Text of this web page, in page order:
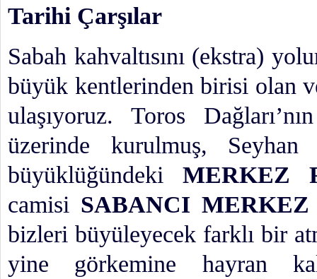
Tarihi Çarşılar
Sabah kahvaltısını (ekstra)
büyük kentlerinden birisi olan
ulaşıyoruz. Toros
üzerinde kurulmuş,
büyüklüğündeki MERKEZ
camisi SABANCI
bizleri büyüleyecek farklı bir
yine görkemine hayran